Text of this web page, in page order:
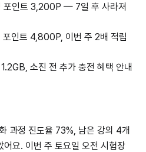
포인트 3,200P — 7일 후 사라져
인트 4,800P, 이번 주 2배 적립
소진 전 추가 충전 혜택 안내
과정 진도율 73%, 남은 강의 4개
어요. 이번 주 토요일 오전 시험장